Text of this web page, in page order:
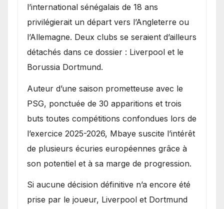
l’international sénégalais de 18 ans
privilégierait un départ vers l’Angleterre ou
l’Allemagne. Deux clubs se seraient d’ailleurs
détachés dans ce dossier : Liverpool et le
Borussia Dortmund.
Auteur d’une saison prometteuse avec le
PSG, ponctuée de 30 apparitions et trois
buts toutes compétitions confondues lors de
l’exercice 2025-2026, Mbaye suscite l’intérêt
de plusieurs écuries européennes grâce à
son potentiel et à sa marge de progression.
Si aucune décision définitive n’a encore été
prise par le joueur, Liverpool et Dortmund